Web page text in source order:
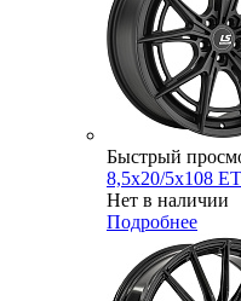
Быстрый
8,5x20/5x108
Нет в наличии
Подробнее